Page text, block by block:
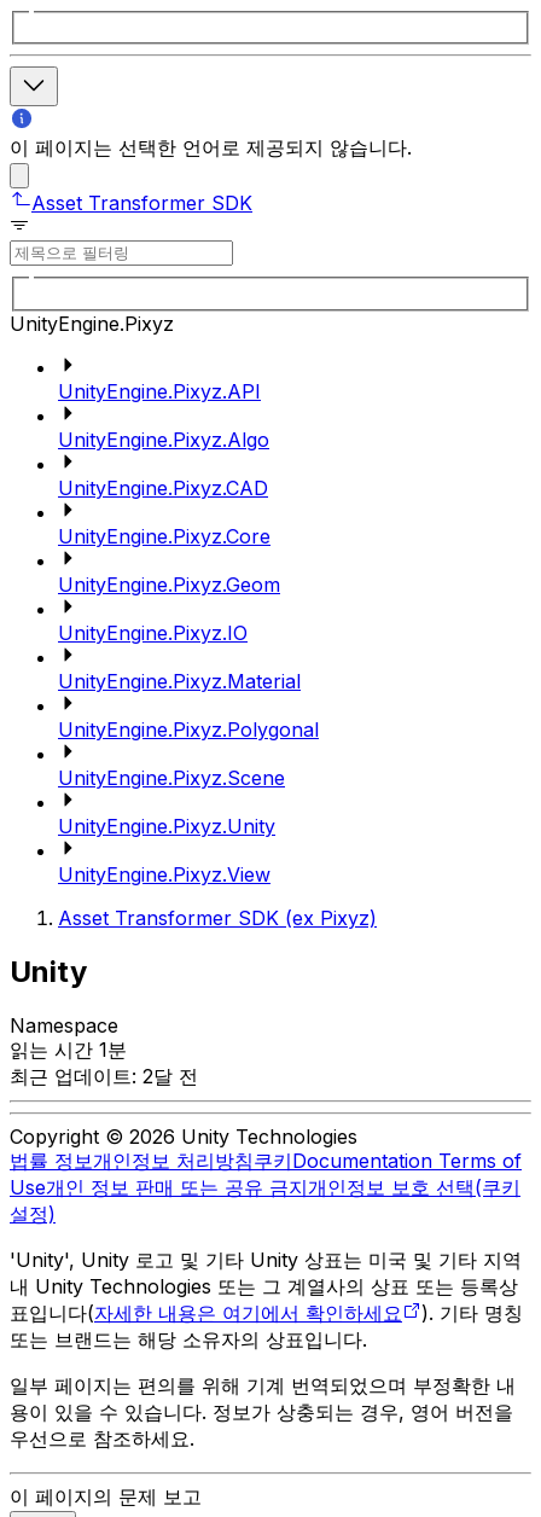
이 페이지는 선택한 언어로 제공되지 않습니다.
Asset Transformer SDK
UnityEngine.Pixyz
UnityEngine.Pixyz.API
UnityEngine.Pixyz.Algo
UnityEngine.Pixyz.CAD
UnityEngine.Pixyz.Core
UnityEngine.Pixyz.Geom
UnityEngine.Pixyz.IO
UnityEngine.Pixyz.Material
UnityEngine.Pixyz.Polygonal
UnityEngine.Pixyz.Scene
UnityEngine.Pixyz.Unity
UnityEngine.Pixyz.View
Asset Transformer SDK (ex Pixyz)
Unity
Namespace
읽는 시간 1분
최근 업데이트: 2달 전
Copyright © 2026 Unity Technologies
법률 정보개인정보 처리방침쿠키Documentation Terms of
Use개인 정보 판매 또는 공유 금지개인정보 보호 선택(쿠키
설정)
'Unity', Unity 로고 및 기타 Unity 상표는 미국 및 기타 지역
내 Unity Technologies 또는 그 계열사의 상표 또는 등록상
표입니다(자세한 내용은 여기에서 확인하세요
). 기타 명칭
또는 브랜드는 해당 소유자의 상표입니다.
일부 페이지는 편의를 위해 기계 번역되었으며 부정확한 내
용이 있을 수 있습니다. 정보가 상충되는 경우, 영어 버전을
우선으로 참조하세요.
이 페이지의 문제 보고